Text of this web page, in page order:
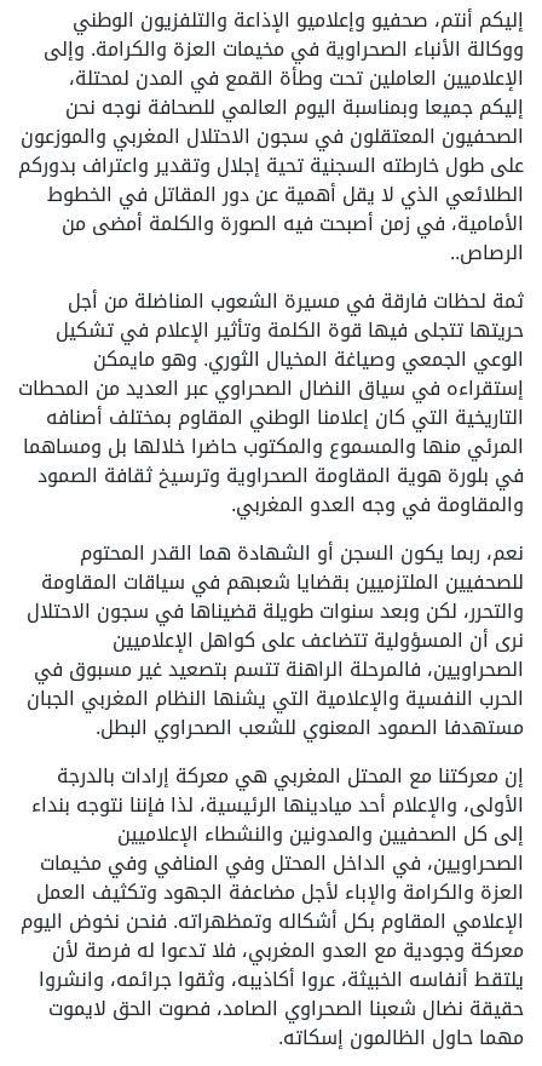
إليكم أنتم، صحفيو وإعلاميو الإذاعة والتلفزيون الوطني
ووكالة الأنباء الصحراوية في مخيمات العزة والكرامة. وإلى
الإعلاميين العاملين تحت وطأة القمع في المدن لمحتلة،
إليكم جميعا وبمناسبة اليوم العالمي للصحافة نوجه نحن
الصحفيون المعتقلون في سجون الاحتلال المغربي والموزعون
على طول خارطته السجنية تحية إجلال وتقدير واعتراف بدوركم
الطلائعي الذي لا يقل أهمية عن دور المقاتل في الخطوط
الأمامية، في زمن أصبحت فيه الصورة والكلمة أمضى من
الرصاص..
ثمة لحظات فارقة في مسيرة الشعوب المناضلة من أجل
حريتها تتجلى فيها قوة الكلمة وتأثير الإعلام في تشكيل
الوعي الجمعي وصياغة المخيال الثوري. وهو مايمكن
إستقراءه في سياق النضال الصحراوي عبر العديد من المحطات
التاريخية التي كان إعلامنا الوطني المقاوم بمختلف أصنافه
المرئي منها والمسموع والمكتوب حاضرا خلالها بل ومساهما
في بلورة هوية المقاومة الصحراوية وترسيخ ثقافة الصمود
والمقاومة في وجه العدو المغربي.
نعم، ربما يكون السجن أو الشهادة هما القدر المحتوم
للصحفيين الملتزميين بقضايا شعبهم في سياقات المقاومة
والتحرر، لكن وبعد سنوات طويلة قضيناها في سجون الاحتلال
نرى أن المسؤولية تتضاعف على كواهل الإعلاميين
الصحراويين، فالمرحلة الراهنة تتسم بتصعيد غير مسبوق في
الحرب النفسية والإعلامية التي يشنها النظام المغربي الجبان
مستهدفا الصمود المعنوي للشعب الصحراوي البطل.
إن معركتنا مع المحتل المغربي هي معركة إرادات بالدرجة
الأولى، والإعلام أحد ميادينها الرئيسية، لذا فإننا نتوجه بنداء
إلى كل الصحفيين والمدونين والنشطاء الإعلاميين
الصحراويين، في الداخل المحتل وفي المنافي وفي مخيمات
العزة والكرامة والإباء لأجل مضاعفة الجهود وتكثيف العمل
الإعلامي المقاوم بكل أشكاله وتمظهراته. فنحن نخوض اليوم
معركة وجودية مع العدو المغربي، فلا تدعوا له فرصة لأن
يلتقط أنفاسه الخبيثة، عروا أكاذيبه، وثقوا جرائمه، وانشروا
حقيقة نضال شعبنا الصحراوي الصامد، فصوت الحق لايموت
مهما حاول الظالمون إسكاته.